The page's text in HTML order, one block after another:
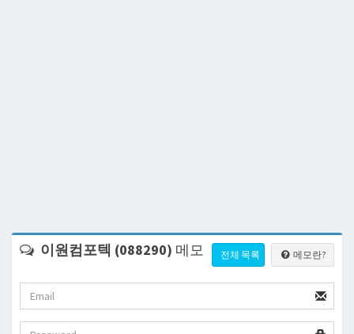
이원컴포텍 (088290) 메모 전체 목록 메모란?